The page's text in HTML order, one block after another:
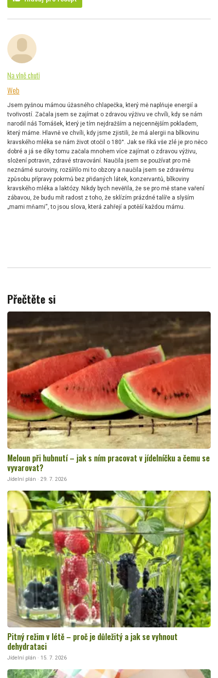
Na vlně chuti
Web
Jsem pyšnou mámou úžasného chlapečka, který mě naplňuje energií a
tvořivostí. Začala jsem se zajímat o zdravou výživu ve chvíli, kdy se nám
narodil náš Tomášek, který je tím nejdražším a nejcennějším pokladem,
který máme. Hlavně ve chvíli, kdy jsme zjistili, že má alergii na bílkovinu
kravského mléka se nám život otočil o 180°. Jak se říká vše zlé je pro něco
dobré a já se díky tomu začala mnohem více zajímat o zdravou výživu,
složení potravin, zdravé stravování. Naučila jsem se používat pro mě
neznámé suroviny, rozšířilo mi to obzory a naučila jsem se zdravému
způsobu přípravy pokrmů bez přidaných látek, konzervantů, bílkoviny
kravského mléka a laktózy. Nikdy bych nevěřila, že se pro mě stane vaření
zábavou, že budu mít radost z toho, že sklízím prázdné talíře a slyším
„mami mňami“, to jsou slova, která zahřejí a potěší každou mámu.
Přečtěte si
Meloun při hubnutí – jak s ním pracovat v jídelníčku a čemu se
vyvarovat?
Jídelní plán · 29. 7. 2026
Pitný režim v létě – proč je důležitý a jak se vyhnout
dehydrataci
Jídelní plán · 15. 7. 2026